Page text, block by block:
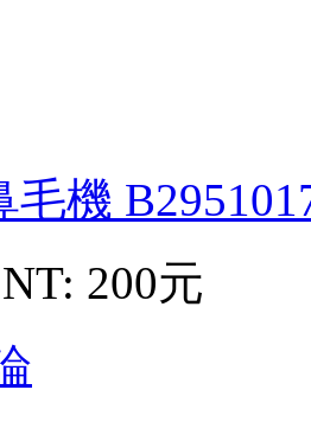
毛機
NT: 200元